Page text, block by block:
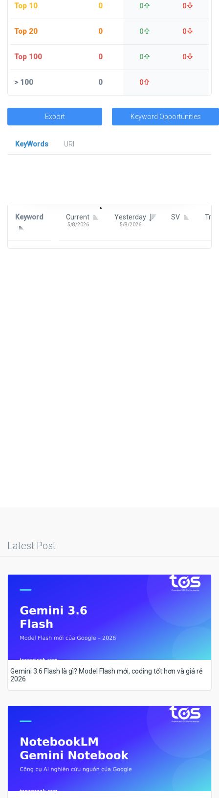
Top 10 0 0 0
Top 20 0 0 0
Top 100 0 0 0
>100 0 0
Export Keyword Opportunities
KeyWords
URl
Keyword Current
5/8/2026
Yesterday
5/8/2026
SV
Latest Post
Gemini 3.6 Flash là gì? Model Flash mới, coding tốt hơn và giá rẻ
2026